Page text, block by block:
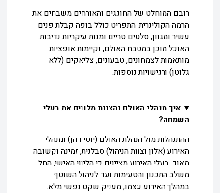
רובם המוחלט של החוגגים והאורחים משבחים את
הרמה הקולינרית. התפריט כולל בופה קבלת פנים
עשיר ומגוון, סלטים טריים ומנות עיקריות נדיבות.
האוכל מוכן במטבח האולם, וקיימות אופציות
מותאמות לצמחונים, טבעונים, צליאקים (ללא
גלוטן) ורגישויות נוספות.
איך מנהלי האולם והצוות מלווים את בעלי
השמחה?
ההתנהלות מול הנהלת האולם (יוסי דהן) ומנהלי
האירוע (אלון וצוות הניהול) סבלנית, זמינה וקשובה
מאוד. בעלי האירוע מציינים כי הליווי האישי, החל
משלב התכנון והטעימות ועד לניהול השוטף
במהלך האירוע עצמו, מעניק שקט נפשי מלא.